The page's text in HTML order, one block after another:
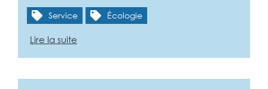
Service Écologie
Lire la suite